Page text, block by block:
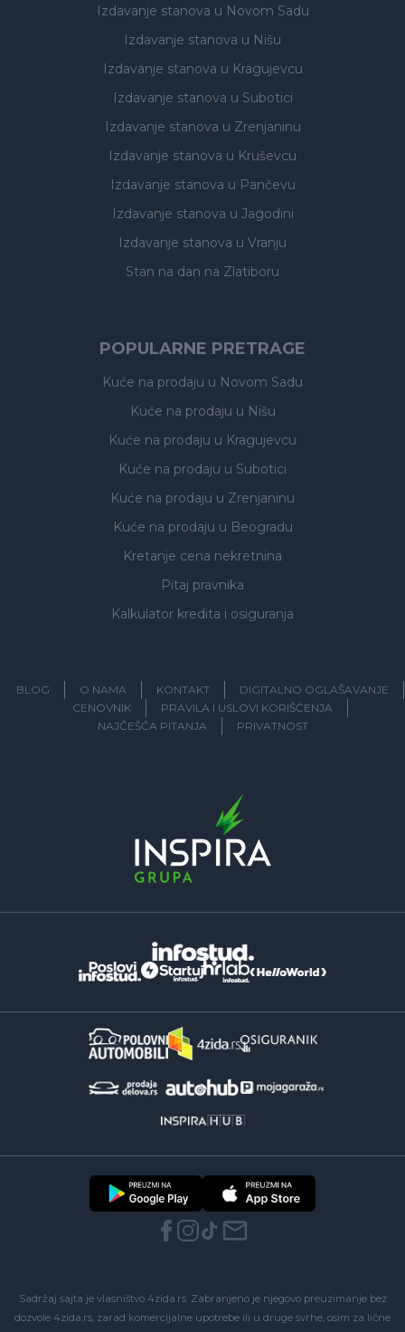
Izdavanje stanova u Novom Sadu
Izdavanje stanova u Nišu
Izdavanje stanova u Kragujevcu
Izdavanje stanova u Subotici
Izdavanje stanova u Zrenjaninu
Izdavanje stanova u Kruševcu
Izdavanje stanova u Pančevu
Izdavanje stanova u Jagodini
Izdavanje stanova u Vranju
Stan na dan na Zlatiboru
POPULARNE PRETRAGE
Kuće na prodaju u Novom Sadu
Kuće na prodaju u Nišu
Kuće na prodaju u Kragujevcu
Kuće na prodaju u Subotici
Kuće na prodaju u Zrenjaninu
Kuće na prodaju u Beogradu
Kretanje cena nekretnina
Pitaj pravnika
Kalkulator kredita i osiguranja
BLOG O NAMA KONTAKT
DIGITALNO OGLAŠAVANJE
CENOVNIK
PRAVILA I USLOVI KORIŠĆENJA
NAJČEŠĆA PITANJA
PRIVATNOST
Sadržaj sajta je vlasništvo 4zida.rs. Zabranjeno je njegovo preuzimanje bez
dozvole 4zida.rs, zarad komercijalne upotrebe ili u druge svrhe, osim za lične